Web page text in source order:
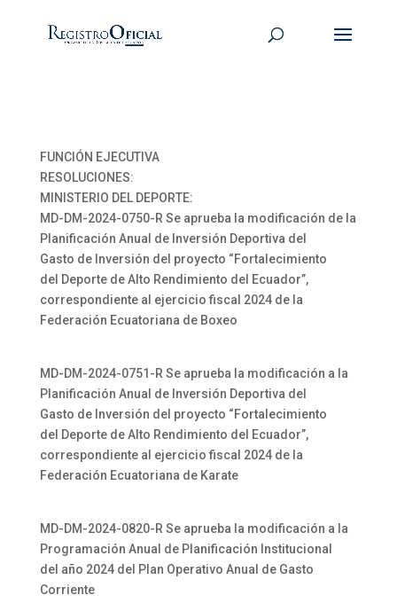
FUNCIÓN EJECUTIVA
RESOLUCIONES:
MINISTERIO DEL DEPORTE:
MD-DM-2024-0750-R Se aprueba la modificación de la
Planificación Anual de Inversión Deportiva del
Gasto de Inversión del proyecto “Fortalecimiento
del Deporte de Alto Rendimiento del Ecuador”,
correspondiente al ejercicio fiscal 2024 de la
Federación Ecuatoriana de Boxeo
MD-DM-2024-0751-R Se aprueba la modificación a la
Planificación Anual de Inversión Deportiva del
Gasto de Inversión del proyecto “Fortalecimiento
del Deporte de Alto Rendimiento del Ecuador”,
correspondiente al ejercicio fiscal 2024 de la
Federación Ecuatoriana de Karate
MD-DM-2024-0820-R Se aprueba la modificación a la
Programación Anual de Planificación Institucional
del año 2024 del Plan Operativo Anual de Gasto
Corriente